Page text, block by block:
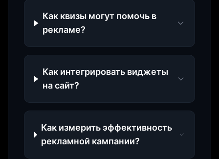
Как квизы могут помочь в
рекламе?
Как интегрировать виджеты
на сайт?
Как измерить эффективность
рекламной кампании?